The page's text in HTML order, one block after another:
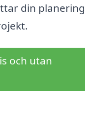
din planering
och utan